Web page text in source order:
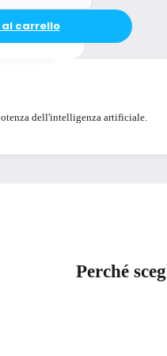
carrello
dell'intelligenza artificiale.
Perché